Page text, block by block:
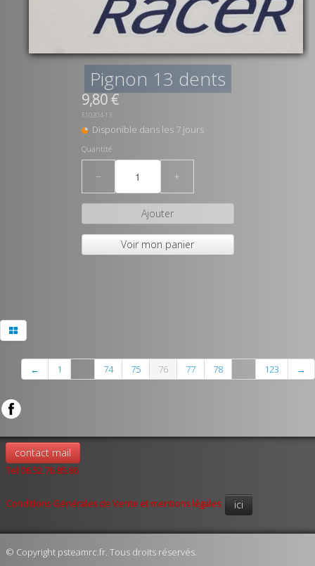
Pignon 13 dents
9,80 €
E10204-13
Disponible dans les 7 jours
Quantité
− +
Ajouter
Voir mon panier
← 1 74 75 76 77 78 123 →
contact mail
Tel 06.52.76.85.86
Conditions Générales de Vente et mentions légales ici
© Copyright psteamrc.fr. Tous droits réservés.